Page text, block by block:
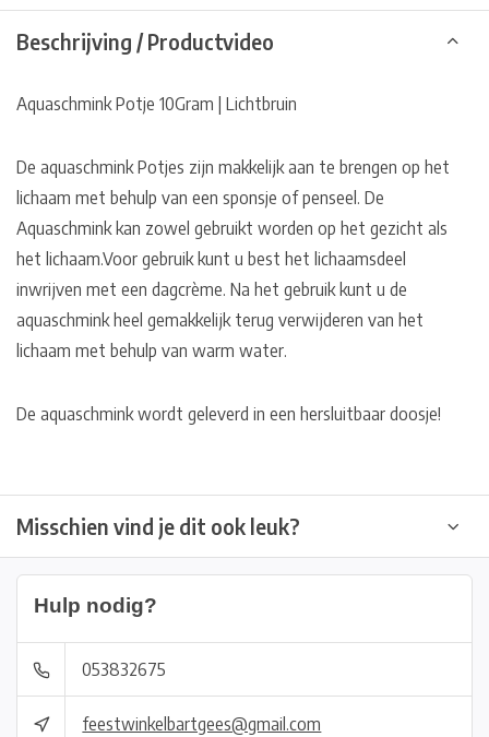
Beschrijving / Productvideo
Aquaschmink Potje 10Gram | Lichtbruin
De aquaschmink Potjes zijn makkelijk aan te brengen op het
lichaam met behulp van een sponsje of penseel. De
Aquaschmink kan zowel gebruikt worden op het gezicht als
het lichaam.Voor gebruik kunt u best het lichaamsdeel
inwrijven met een dagcrème. Na het gebruik kunt u de
aquaschmink heel gemakkelijk terug verwijderen van het
lichaam met behulp van warm water.
De aquaschmink wordt geleverd in een hersluitbaar doosje!
Misschien vind je dit ook leuk?
Hulp nodig?
053832675
feestwinkelbartgees@gmail.com